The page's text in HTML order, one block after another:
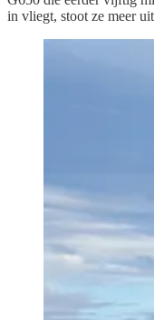
in vliegt, stoot ze meer